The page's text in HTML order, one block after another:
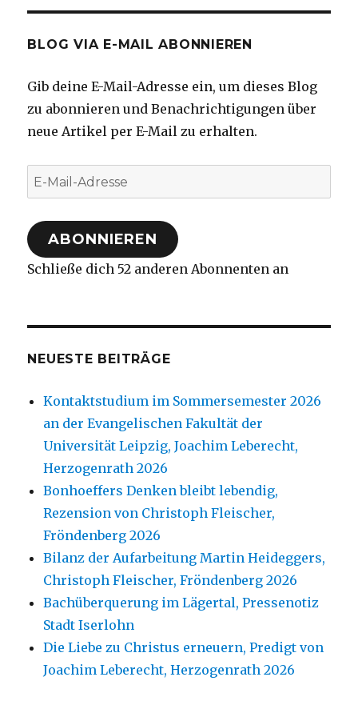
BLOG VIA E-MAIL ABONNIEREN
Gib deine E-Mail-Adresse ein, um dieses Blog
zu abonnieren und Benachrichtigungen über
neue Artikel per E-Mail zu erhalten.
E-
Mail-
Adresse
ABONNIEREN
Schließe dich 52 anderen Abonnenten an
NEUESTE BEITRÄGE
Kontaktstudium im Sommersemester 2026
an der Evangelischen Fakultät der
Universität Leipzig, Joachim Leberecht,
Herzogenrath 2026
Bonhoeffers Denken bleibt lebendig,
Rezension von Christoph Fleischer,
Fröndenberg 2026
Bilanz der Aufarbeitung Martin Heideggers,
Christoph Fleischer, Fröndenberg 2026
Bachüberquerung im Lägertal, Pressenotiz
Stadt Iserlohn
Die Liebe zu Christus erneuern, Predigt von
Joachim Leberecht, Herzogenrath 2026